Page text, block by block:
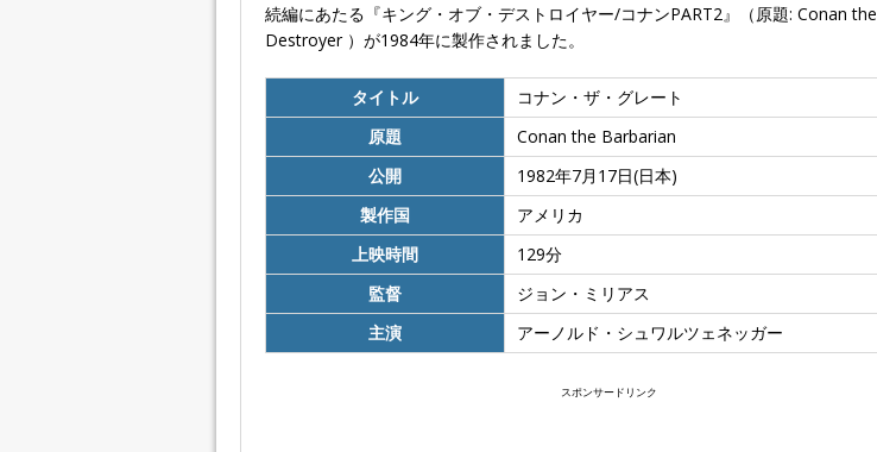
続編にあたる『キング・オブ・デストロイヤー/コナンPART2』（原題: Conan the
Destroyer ）が1984年に製作されました。
タイトル
コナン・ザ・グレート
原題
Conan the Barbarian
公開
1982年7月17日(日本)
製作国
アメリカ
上映時間
129分
監督
ジョン・ミリアス
主演
アーノルド・シュワルツェネッガー
スポンサードリンク